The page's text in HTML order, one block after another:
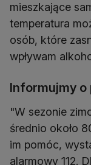
mieszkające
temperatura
osób, które
wpływam
Informujmy o
"W sezonie
średnio około
im pomóc,
alarmowy 112.